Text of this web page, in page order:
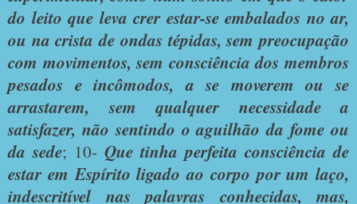
do leito que leva crer estar-se embalados no ar,
ou na crista de ondas tépidas, sem preocupação
com movimentos, sem consciência dos membros
pesados e incômodos, a se moverem ou se
arrastarem, sem qualquer necessidade a
satisfazer, não sentindo o aguilhão da fome ou
da sede; 10- Que tinha perfeita consciência de
estar em Espírito ligado ao corpo por um laço,
indescritível nas palavras conhecidas, mas,